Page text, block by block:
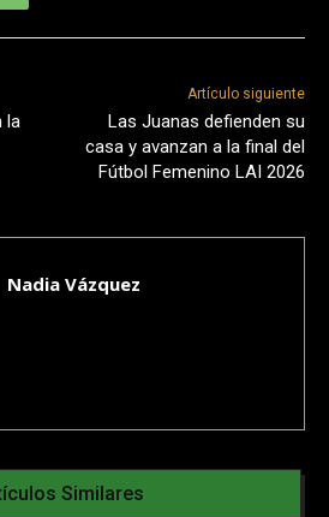
la
Artículo siguiente
Las Juanas defienden su
casa y avanzan a la final del
Fútbol Femenino LAI 2026
Nadia Vázquez
Similares